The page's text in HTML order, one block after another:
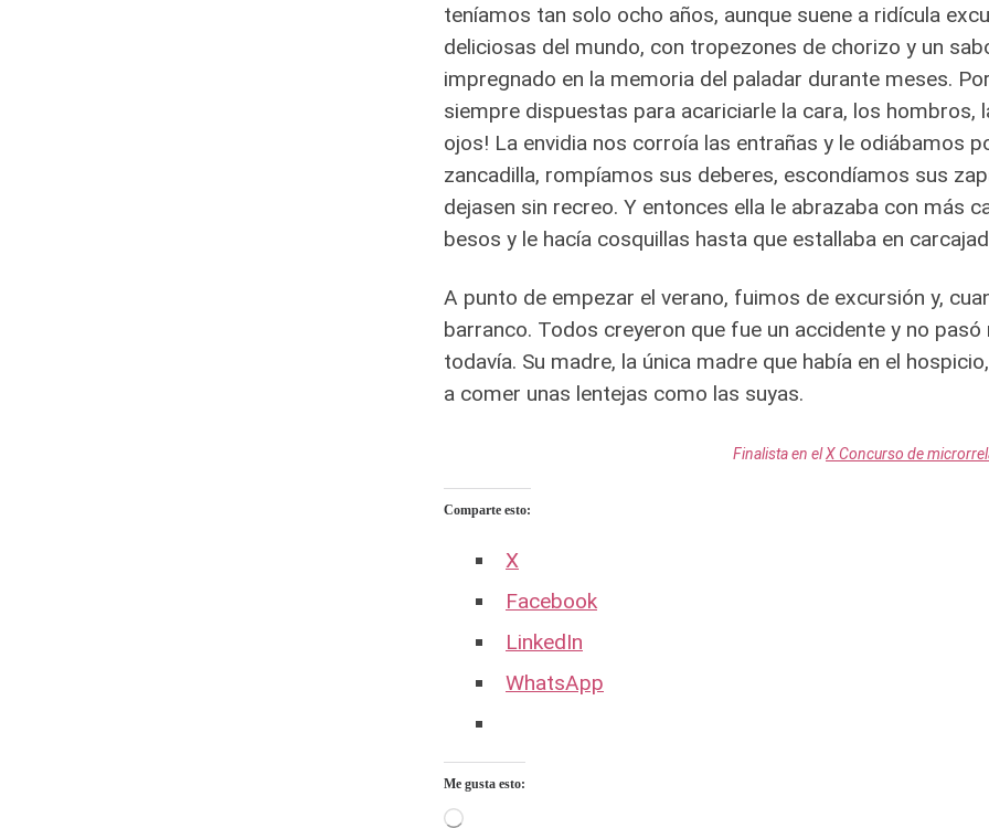
teníamos tan solo ocho años, aunque suene a ridícula
deliciosas del mundo, con tropezones de chorizo y un
impregnado en la memoria del paladar durante meses.
siempre dispuestas para acariciarle la cara, los hombros,
ojos! La envidia nos corroía las entrañas y le odiábamos
zancadilla, rompíamos sus deberes, escondíamos sus
dejasen sin recreo. Y entonces ella le abrazaba con más
besos y le hacía cosquillas hasta que estallaba en
A punto de empezar el verano, fuimos de excursión y,
barranco. Todos creyeron que fue un accidente y no
todavía. Su madre, la única madre que había en el
a comer unas lentejas como las suyas.
Finalista en elX Concurso de
Comparte esto:
X
Facebook
LinkedIn
WhatsApp
Me gusta esto:
Cargando...